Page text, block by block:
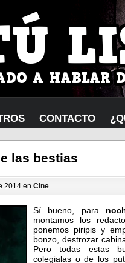
CONTACTO
las bestias
2014 en Cine
Sí bueno, para
montamos los
ponemos piripis y
bonzo, destrozar
Pero todas estas
colegialas o de los